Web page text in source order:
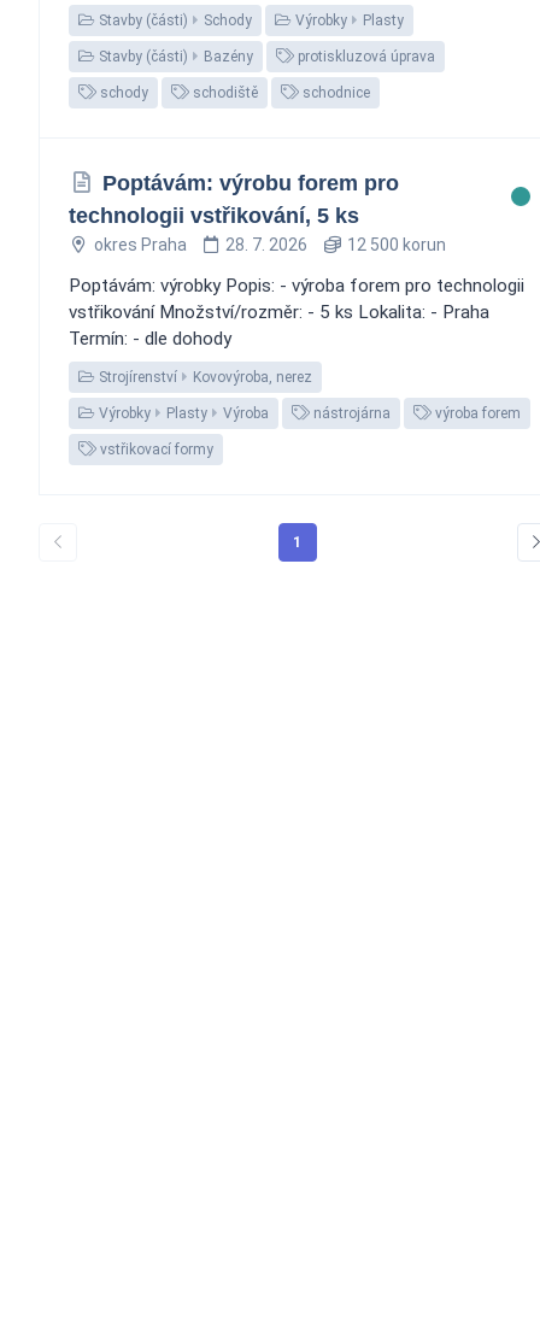
Stavby (části) Schody Výrobky Plasty
Stavby (části) Bazény protiskluzová úprava
schody schodiště schodnice
Poptávám: výrobu forem pro
technologii vstřikování, 5 ks
okres Praha 28. 7. 2026 12 500 korun
Poptávám: výrobky Popis: - výroba forem pro technologii
vstřikování Množství/rozměr: - 5 ks Lokalita: - Praha
Termín: - dle dohody
Strojírenství Kovovýroba, nerez
Výrobky Plasty Výroba nástrojárna výroba forem
vstřikovací formy
1